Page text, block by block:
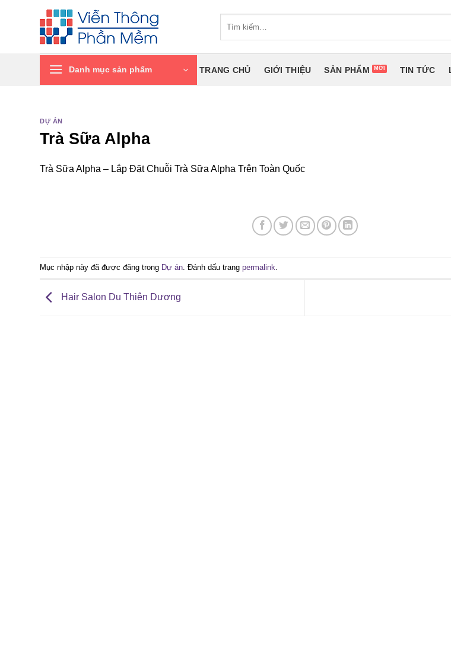
kiếm:
Danh mục sản phẩm TRANG CHỦ GIỚI THIỆU SẢN PHẨM TIN TỨC
DỰ ÁN
Trà Sữa Alpha
Trà Sữa Alpha – Lắp Đặt Chuỗi Trà Sữa Alpha Trên Toàn Quốc
Mục nhập này đã được đăng trong Dự án. Đánh dấu trang permalink.
Hair Salon Du Thiên Dương